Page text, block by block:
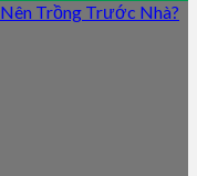
Trồng Trước Nhà?